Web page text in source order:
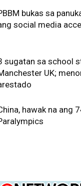
bukas sa
social media
sugatan sa school
UK;
hawak na ang